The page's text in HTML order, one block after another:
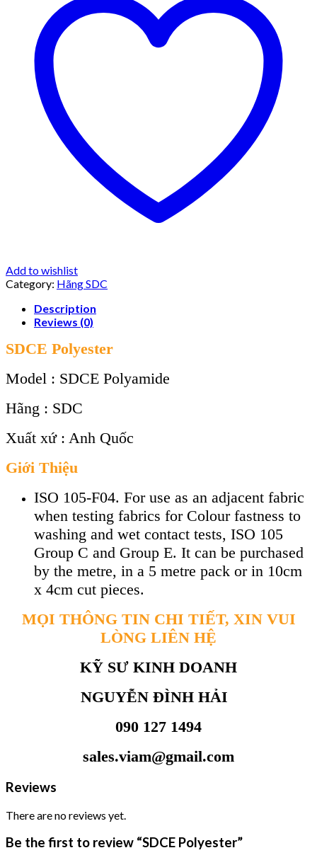
Add to wishlist
Category: Hãng SDC
Description
Reviews (0)
SDCE Polyester
Model : SDCE Polyamide
Hãng : SDC
Xuất xứ : Anh Quốc
Giới Thiệu
ISO 105-F04. For use as an adjacent fabric
when testing fabrics for Colour fastness to
washing and wet contact tests, ISO 105
Group C and Group E. It can be purchased
by the metre, in a 5 metre pack or in 10cm
x 4cm cut pieces.
MỌI THÔNG TIN CHI TIẾT, XIN VUI
LÒNG LIÊN HỆ
KỸ SƯ KINH DOANH
NGUYỄN ĐÌNH HẢI
090 127 1494
sales.viam@gmail.com
Reviews
There are no reviews yet.
Be the first to review “SDCE Polyester”